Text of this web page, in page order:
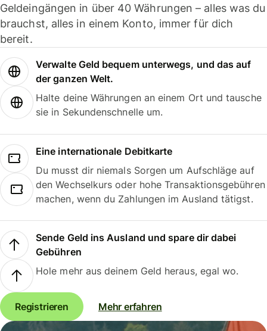
Geldeingängen in über 40 Währungen – alles was du
brauchst, alles in einem Konto, immer für dich
bereit.
Verwalte Geld bequem unterwegs, und das auf
der ganzen Welt.
Halte deine Währungen an einem Ort und tausche
sie in Sekundenschnelle um.
Eine internationale Debitkarte
Du musst dir niemals Sorgen um Aufschläge auf
den Wechselkurs oder hohe Transaktionsgebühren
machen, wenn du Zahlungen im Ausland tätigst.
Sende Geld ins Ausland und spare dir dabei
Gebühren
Hole mehr aus deinem Geld heraus, egal wo.
Registrieren Mehr erfahren